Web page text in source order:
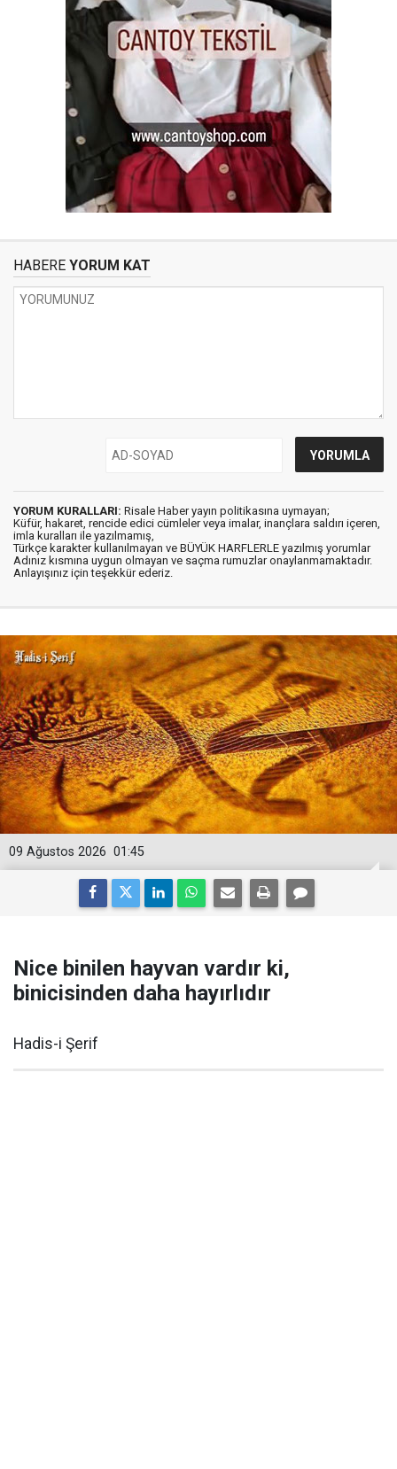
HABERE YORUM KAT
YORUM KURALLARI: Risale Haber yayın politikasına uymayan;
Küfür, hakaret, rencide edici cümleler veya imalar, inançlara saldırı içeren,
imla kuralları ile yazılmamış,
Türkçe karakter kullanılmayan ve BÜYÜK HARFLERLE yazılmış yorumlar
Adınız kısmına uygun olmayan ve saçma rumuzlar onaylanmamaktadır.
Anlayışınız için teşekkür ederiz.
01:45
09 Ağustos 2026
Nice binilen hayvan vardır ki,
binicisinden daha hayırlıdır
Hadis-i Şerif